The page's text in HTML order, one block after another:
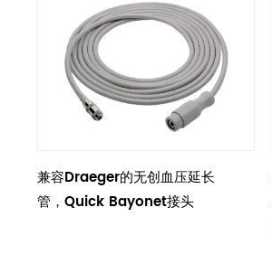
兼容Draeger的无创血压延长
管，Quick Bayonet接头